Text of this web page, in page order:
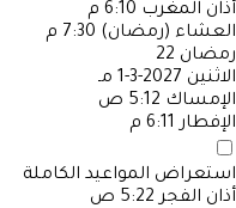
أذان المغرب 6:10 م
العشاء (رمضان) 7:30 م
رمضان 22
الاثنين 2027-3-1 مـ
الإمساك 5:12 ص
الإفطار 6:11 م
استعراض المواعيد الكاملة
أذان الفجر 5:22 ص